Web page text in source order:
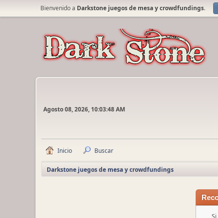
Bienvenido a Darkstone juegos de mesa y crowdfundings.
Agosto 08, 2026, 10:03:48 AM
Inicio Buscar
Darkstone juegos de mesa y crowdfundings